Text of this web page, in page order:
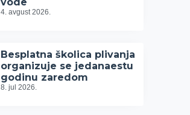
4. avgust 2026.
Besplatna školica plivanja
organizuje se jedanaestu
godinu zaredom
8. jul 2026.